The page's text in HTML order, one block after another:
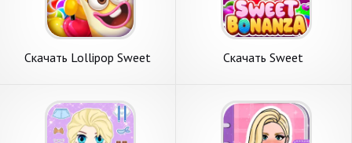
Скачать Lollipop Sweet
Андроид
Скачать Sweet
на Андроид